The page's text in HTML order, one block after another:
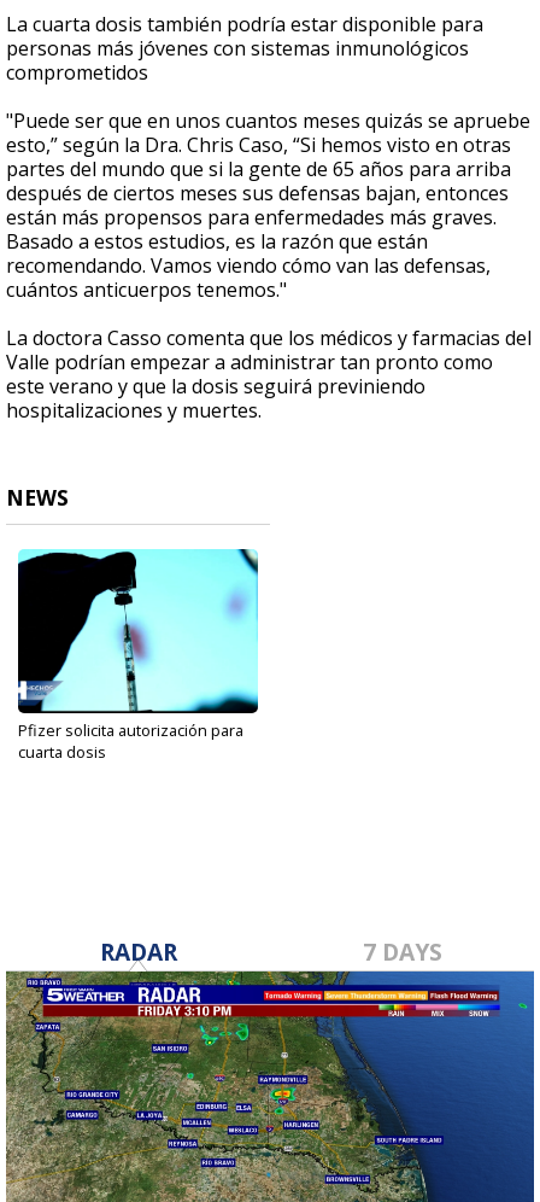
La cuarta dosis también podría estar disponible para
personas más jóvenes con sistemas inmunológicos
comprometidos
"Puede ser que en unos cuantos meses quizás se apruebe
esto,” según la Dra. Chris Caso, “Si hemos visto en otras
partes del mundo que si la gente de 65 años para arriba
después de ciertos meses sus defensas bajan, entonces
están más propensos para enfermedades más graves.
Basado a estos estudios, es la razón que están
recomendando. Vamos viendo cómo van las defensas,
cuántos anticuerpos tenemos."
La doctora Casso comenta que los médicos y farmacias del
Valle podrían empezar a administrar tan pronto como
este verano y que la dosis seguirá previniendo
hospitalizaciones y muertes.
NEWS
Pfizer solicita autorización para
cuarta dosis
RADAR 7 DAYS